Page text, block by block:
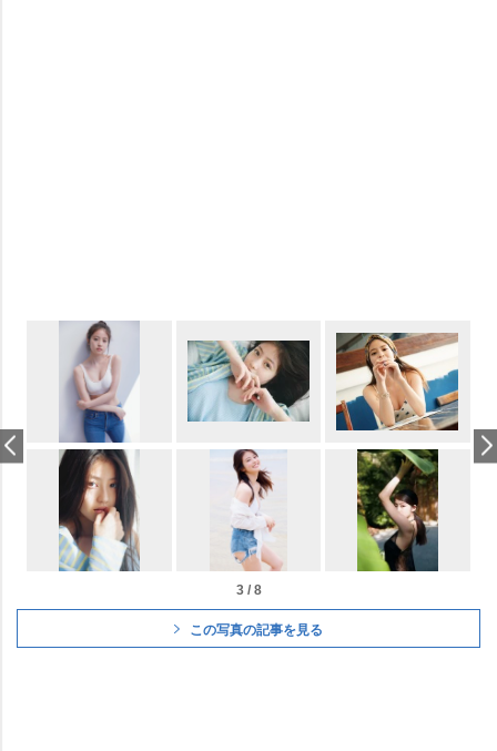
3 / 8
この写真の記事を見る